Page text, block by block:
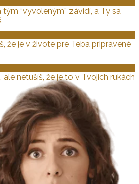
tým “vyvoleným” závidí, a Ty sa
že je v živote pre Teba pripravené
ale netušíš, že je to v Tvojich rukách